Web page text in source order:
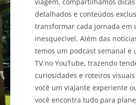
detalhados e conteúdos
transformar cada jornada em
inesquecível. Além das
temos um podcast semanal e
TV no YouTube, trazendo
curiosidades e roteiros
você um viajante experiente
você encontra tudo para